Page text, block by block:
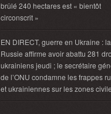
brûlé 240 hectares est « bientôt
circonscrit »
EN DIRECT, guerre en Ukraine : la
Russie affirme avoir abattu 281
ukrainiens jeudi ; le secrétaire
de l’ONU condamne les frappes
et ukrainiennes sur les zones